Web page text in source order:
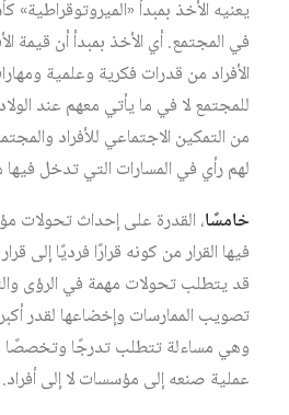
يعنيه الأخذ بمبدأ
في المجتمع. أي الأخذ بمبدأ أن قيمة
الأفراد من قدرات فكرية وعلمية
للمجتمع لا في ما يأتي معهم عند
من التمكين الاجتماعي للأفراد
لهم رأي في المسارات التي تدخل
خامسًا، القدرة على إحداث تحولات
فيها القرار من كونه قرارًا فرديًا إلى
قد يتطلب تحولات مهمة في الرؤى
تصويب الممارسات وإخضاعها لقدر
وهي مساءلة تتطلب تدرجًا وتخصصًا
عملية صنعه إلى مؤسسات لا إلى أفراد.